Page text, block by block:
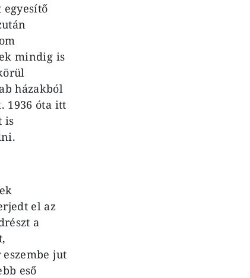
mindig is
házakból
1936 óta itt
is
el az
a
jut
eső